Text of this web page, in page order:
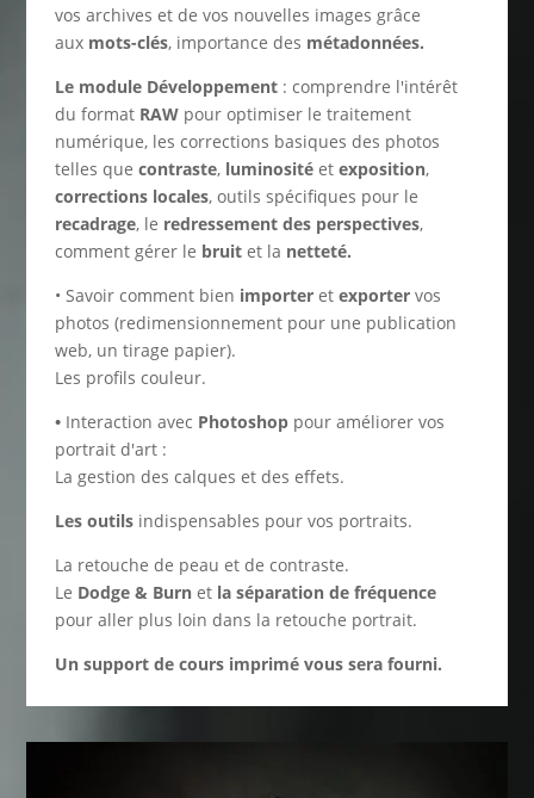
vos archives et de vos nouvelles images grâce
aux mots-clés, importance des métadonnées.
Le module Développement : comprendre l'intérêt
du format RAW pour optimiser le traitement
numérique, les corrections basiques des photos
telles quecontraste, luminositéetexposition,
corrections locales, outils spécifiques pour le
recadrage, le redressement des perspectives,
comment gérer le bruit et la netteté.
• Savoir comment bien importer et exporter vos
photos (redimensionnement pour une publication
web, un tirage papier).
Les profils couleur.
• Interaction avec Photoshop pour améliorer vos
portrait d'art :
La gestion des calques et des effets.
Les outils indispensables pour vos portraits.
La retouche de peau et de contraste.
Le Dodge & Burn et la séparation de fréquence
pour aller plus loin dans la retouche portrait.
Un support de cours imprimé vous sera fourni.